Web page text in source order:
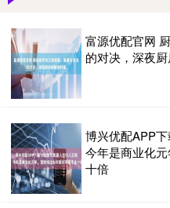
富源优配官网
的对决，深夜
博兴优配APP
今年是商业化
十倍